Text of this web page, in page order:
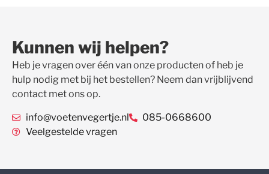
Kunnen wij helpen?
Heb je vragen over één van onze producten of heb je
hulp nodig met bij het bestellen? Neem dan vrijblijvend
contact met ons op.
info@voetenvegertje.nl
085-0668600
Veelgestelde vragen